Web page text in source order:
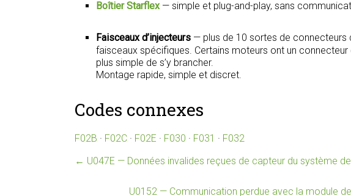
Boîtier Starflex— simple et plug-and-play, sans
Faisceaux d’injecteurs — plus de 10 sortes de connecteurs
faisceaux spécifiques. Certains moteurs ont un
plus simple de s’y brancher.
Montage rapide, simple et discret.
Codes connexes
F02B · F02C · F02E · F030 · F031 · F032
← U047E — Données invalides reçues de capteur du système
U0152 — Communication perdue avec la module